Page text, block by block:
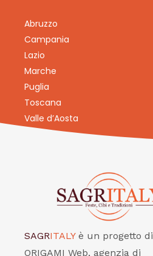
Abruzzo
Campania
Lazio
Marche
Puglia
Toscana
Valle d’Aosta
SAGRITALY è un progetto di
ORIGAMI Web, agenzia di